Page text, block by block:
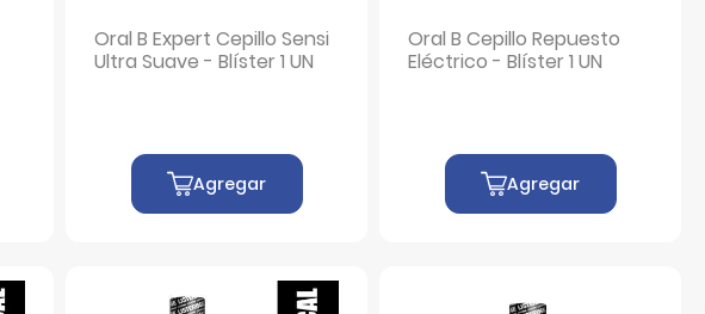
Oral B Expert Cepillo Sensi
Ultra Suave - Blíster 1 UN
Agregar
Oral B Cepillo Repuesto
Eléctrico - Blíster 1 UN
Agregar